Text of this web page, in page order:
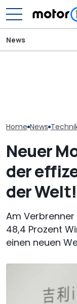
News
Home News
Neuer
der
der
Am
48,4 Prozent
einen neuen